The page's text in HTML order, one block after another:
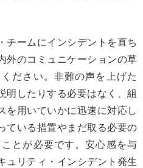
チームにインシデントを直ち
外のコミュニケーションの草
ださい。非難の声を上げた
明したりする必要はなく、組
を用いていかに迅速に対応し
ている措置やまだ取る必要の
とが必要です。安心感を与
ュリティ・インシデント発生